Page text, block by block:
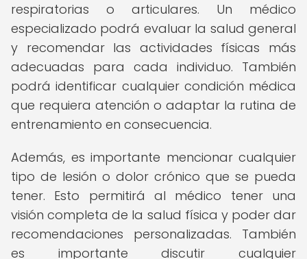
respiratorias o articulares. Un médico
especializado podrá evaluar la salud general
y recomendar las actividades físicas más
adecuadas para cada individuo. También
podrá identificar cualquier condición médica
que requiera atención o adaptar la rutina de
entrenamiento en consecuencia.
Además, es importante mencionar cualquier
tipo de lesión o dolor crónico que se pueda
tener. Esto permitirá al médico tener una
visión completa de la salud física y poder dar
recomendaciones personalizadas. También
es importante discutir cualquier